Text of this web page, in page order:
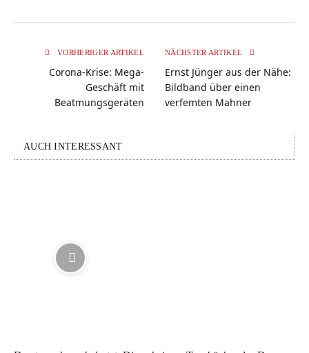
VORHERIGER ARTIKEL
Corona-Krise: Mega-
Geschäft mit
Beatmungsgeräten
NÄCHSTER ARTIKEL
Ernst Jünger aus der Nähe:
Bildband über einen
verfemten Mahner
AUCH INTERESSANT